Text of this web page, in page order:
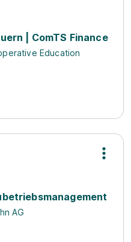
| ComTS Finance
Education
AG